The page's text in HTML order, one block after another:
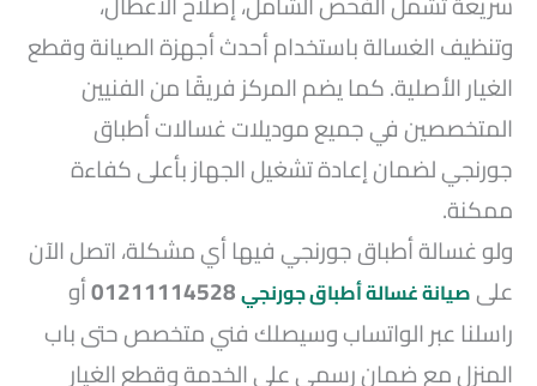
وتنظيف الغسالة باستخدام أحدث أجهزة الصيانة وقطع
الغيار الأصلية. كما يضم المركز فريقًا من الفنيين
المتخصصين في جميع موديلات غسالات أطباق
جورنجي لضمان إعادة تشغيل الجهاز بأعلى كفاءة
ممكنة.
ولو غسالة أطباق جورنجي فيها أي مشكلة، اتصل الآن
علىصيانة غسالة أطباق جورنجي
أو
راسلنا عبر الواتساب وسيصلك فني متخصص حتى باب
المنزل مع ضمان رسمي على الخدمة وقطع الغيار